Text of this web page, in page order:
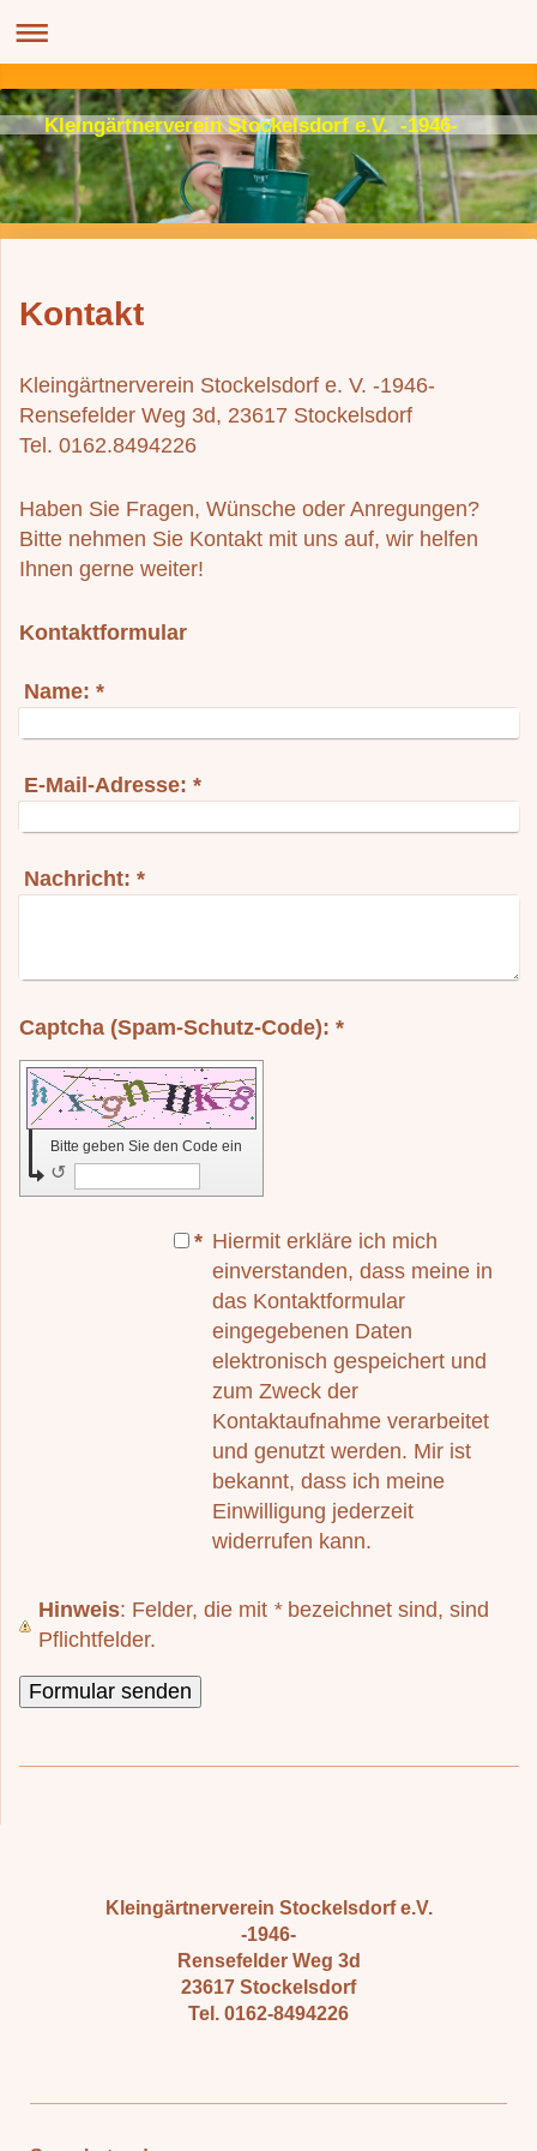
Kleingärtnerverein Stockelsdorf e.V. -1946-
Kontakt
Kleingärtnerverein Stockelsdorf e. V. -1946-
Rensefelder Weg 3d, 23617 Stockelsdorf
Tel. 0162.8494226
Haben Sie Fragen, Wünsche oder Anregungen?
Bitte nehmen Sie Kontakt mit uns auf, wir helfen
Ihnen gerne weiter!
Kontaktformular
Name: *
E-Mail-Adresse: *
Nachricht: *
Captcha (Spam-Schutz-Code): *
Bitte geben Sie den Code ein
↺
* Hiermit erkläre ich mich
einverstanden, dass meine in
das Kontaktformular
eingegebenen Daten
elektronisch gespeichert und
zum Zweck der
Kontaktaufnahme verarbeitet
und genutzt werden. Mir ist
bekannt, dass ich meine
Einwilligung jederzeit
widerrufen kann.
Hinweis : Felder, die mit *bezeichnet sind, sind
Pflichtfelder.
Kleingärtnerverein Stockelsdorf e.V.
-1946-
Rensefelder Weg 3d
23617 Stockelsdorf
Tel. 0162-8494226